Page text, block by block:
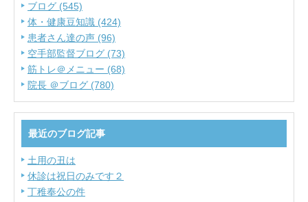
ブログ (545)
体・健康豆知識 (424)
患者さん達の声 (96)
空手部監督ブログ (73)
筋トレ＠メニュー (68)
院長 ＠ブログ (780)
最近のブログ記事
土用の丑は
休診は祝日のみです２
丁稚奉公の件